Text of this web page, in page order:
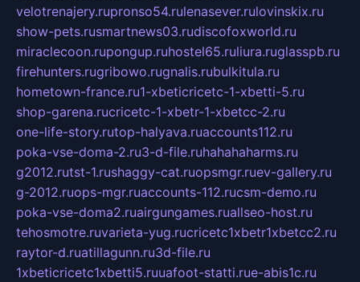
velotrenajery.rupronso54.rulenasever.rulovinskix.ru
show-pets.rusmartnews03.rudiscofoxworld.ru
miraclecoon.rupongup.ruhostel65.ruliura.ruglasspb.ru
firehunters.rugribowo.rugnalis.rubulkitula.ru
hometown-france.ru1-xbeticricetc-1-xbetti-5.ru
shop-garena.rucricetc-1-xbetr-1-xbetcc-2.ru
one-life-story.rutop-halyava.ruaccounts112.ru
poka-vse-doma-2.ru3-d-file.ruhahahaharms.ru
g2012.rutst-1.rushaggy-cat.ruopsmgr.ruev-gallery.ru
g-2012.ruops-mgr.ruaccounts-112.rucsm-demo.ru
poka-vse-doma2.ruairgungames.ruallseo-host.ru
tehosmotre.ruvarieta-yug.rucricetc1xbetr1xbetcc2.ru
raytor-d.ruatillagunn.ru3d-file.ru
1xbeticricetc1xbetti5.ruuafoot-statti.rue-abis1c.ru